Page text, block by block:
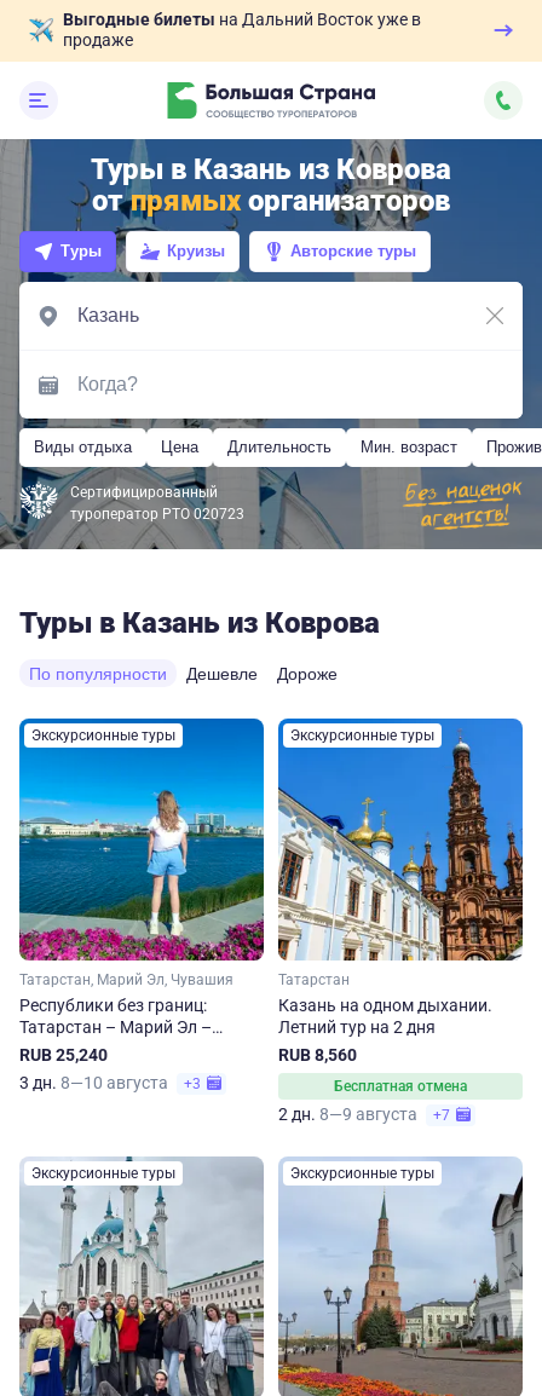
Выгодные билеты на Дальний Восток уже в
продаже
Туры в Казань из Коврова
отпрямыхорганизаторов
Туры Круизы Авторские туры
Виды отдыха Цена Длительность Мин. возраст
Сертифицированный
туроператор РТО 020723
Туры в Казань из Коврова
По популярности Дешевле Дороже
Экскурсионные туры
Татарстан, Марий Эл, Чувашия
Республики без границ:
Татарстан – Марий Эл –
Чувашия
RUB 25,240
3 дн. 8—10 августа +3
Экскурсионные туры
Татарстан
Казань на одном дыхании.
Летний тур на 2 дня
RUB 8,560
Бесплатная отмена
2 дн. 8—9 августа +7
Экскурсионные туры Экскурсионные туры